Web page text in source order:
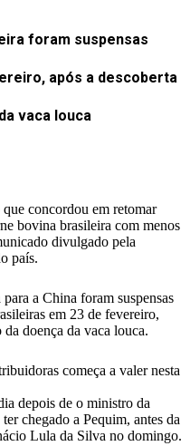
foram suspensas
após a descoberta
vaca louca
concordou em retomar
bovina brasileira com menos
divulgado pela
país.
a China foram suspensas
em 23 de fevereiro,
doença da vaca louca.
começa a valer nesta
depois de o ministro da
chegado a Pequim, antes da
Lula da Silva no domingo.